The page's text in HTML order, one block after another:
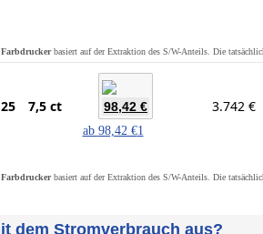
Farbdruckerbasiert auf der Extraktion des S/W-Anteils. Die
7,5 ct 98,42 €
ab 98,42 €1
3.742 €
Farbdruckerbasiert auf der Extraktion des S/W-Anteils. Die
dem Stromverbrauch aus?